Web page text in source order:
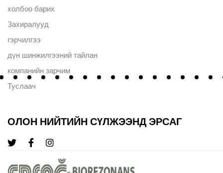
холбоо барих
Захиралууд
гэрчилгээ
дүн шинжилгээний тайлан
компанийн зарчим
Туслаач
ОЛОН НИЙТИЙН СҮЛЖЭЭНД ЭРСАГ